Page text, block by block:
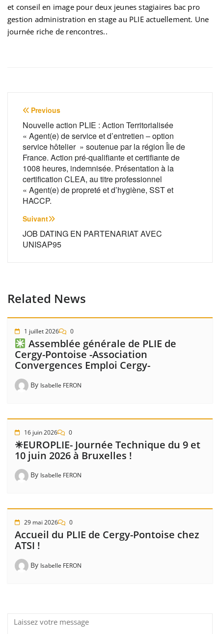
et conseil en image pour deux jeunes stagiaires bac pro
gestion administration en stage au PLIE actuellement. Une
journée riche de rencontres..
Navigation
de
l’article
Previous
Nouvelle action PLIE : Action Territorialisée
« Agent(e) de service et d’entretien – option
service hôtelier » soutenue par la région Île de
France. Action pré-qualifiante et certifiante de
1008 heures, indemnisée. Présentation à la
certification CLEA, au titre professionnel
« Agent(e) de propreté et d’hygiène, SST et
HACCP.
Suivant
JOB DATING EN PARTENARIAT AVEC
UNISAP95
Related News
1 juillet 2026 0
Assemblée générale de PLIE de
Cergy-Pontoise -Association
Convergences Emploi Cergy-
By Isabelle FERON
16 juin 2026 0
✳EUROPLIE- Journée Technique du 9 et
10 juin 2026 à Bruxelles !
By Isabelle FERON
29 mai 2026 0
Accueil du PLIE de Cergy-Pontoise chez
ATSI !
By Isabelle FERON